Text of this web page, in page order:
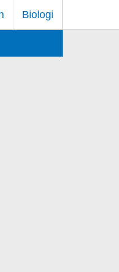
Biologi